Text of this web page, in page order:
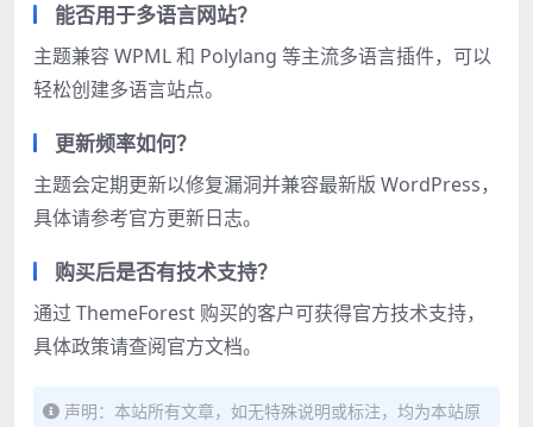
能否用于多语言网站？
主题兼容 WPML 和 Polylang 等主流多语言插件，可以
轻松创建多语言站点。
更新频率如何？
主题会定期更新以修复漏洞并兼容最新版 WordPress，
具体请参考官方更新日志。
购买后是否有技术支持？
通过 ThemeForest 购买的客户可获得官方技术支持，
具体政策请查阅官方文档。
声明：本站所有文章，如无特殊说明或标注，均为本站原